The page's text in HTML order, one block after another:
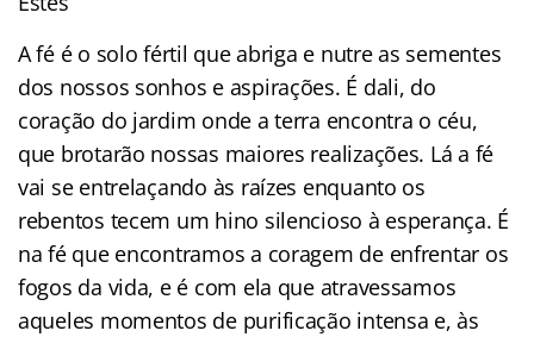
A fé é o solo fértil que abriga e nutre as sementes
dos nossos sonhos e aspirações. É dali, do
coração do jardim onde a terra encontra o céu,
que brotarão nossas maiores realizações. Lá a fé
vai se entrelaçando às raízes enquanto os
rebentos tecem um hino silencioso à esperança. É
na fé que encontramos a coragem de enfrentar os
fogos da vida, e é com ela que atravessamos
aqueles momentos de purificação intensa e, às